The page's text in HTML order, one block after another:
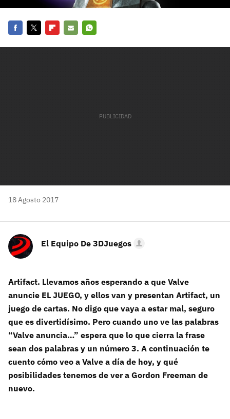
18 Agosto 2017
El Equipo De 3DJuegos
Artifact. Llevamos años esperando a que Valve
anuncie EL JUEGO, y ellos van y presentan Artifact, un
juego de cartas. No digo que vaya a estar mal, seguro
que es divertidísimo. Pero cuando uno ve las palabras
“Valve anuncia…” espera que lo que cierra la frase
sean dos palabras y un número 3. A continuación te
cuento cómo veo a Valve a día de hoy, y qué
posibilidades tenemos de ver a Gordon Freeman de
nuevo.
de 3DJuegos:
carácter inicial), pero no mayúsculas, espacios, tildes
He leído y acepto la
Entra con Google